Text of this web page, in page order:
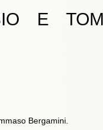
E
Bergamini.